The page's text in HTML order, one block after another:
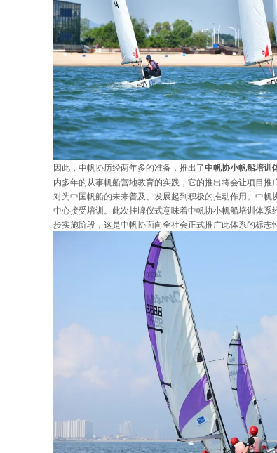
因此，中帆协历经两年多的准备，推出了中帆协小帆船培训
内多年的从事帆船营地教育的实践，它的推出将会让项目
对为中国帆船的未来普及、发展起到积极的推动作用。中
中心接受培训。此次挂牌仪式意味着中帆协小帆船培训体
步实施阶段，这是中帆协面向全社会正式推广此体系的标志